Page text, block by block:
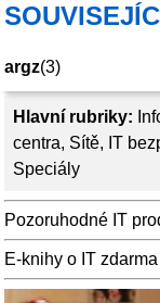
Hlavní rubriky:
centra, Sítě, IT
Speciály
Pozoruhodné IT
E-knihy o IT zdarma
argz(3)